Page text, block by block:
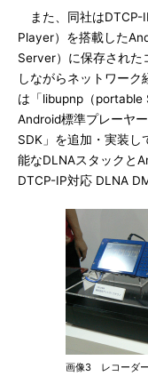
また、同社はDTCP-
Player）を搭載した
Server）に保存された
しながらネットワー
は「libupnp（portable
Android標準プレーヤ
SDK」を追加・実装し
能なDLNAスタックと
DTCP-IP対応 DLNA
画像3 レコーダ